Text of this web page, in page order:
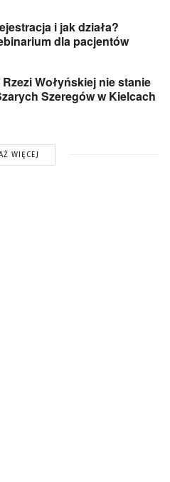
i jak działa?
dla pacjentów
Wołyńskiej nie stanie
Szeregów w Kielcach
WIĘCEJ